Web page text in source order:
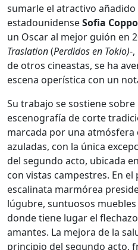
sumarle el atractivo
estadounidenseSofia
un Oscar al mejor guión en
Traslation(Perdidos en Tokio)-,
de otros cineastas, se ha
escena operística con un
Su trabajo se sostiene sobre
escenografía de corte
marcada por una atmósfera
azuladas, con la única
del segundo acto, ubicada
con vistas campestres. En
escalinata marmórea
lúgubre, suntuosos
donde tiene lugar el
amantes. La mejora de la
principio del segundo acto,